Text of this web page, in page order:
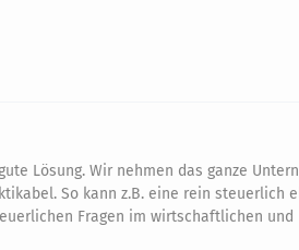
Lösung. Wir nehmen das ganze
So kann z.B. eine rein steuerlich
Fragen im wirtschaftlichen und